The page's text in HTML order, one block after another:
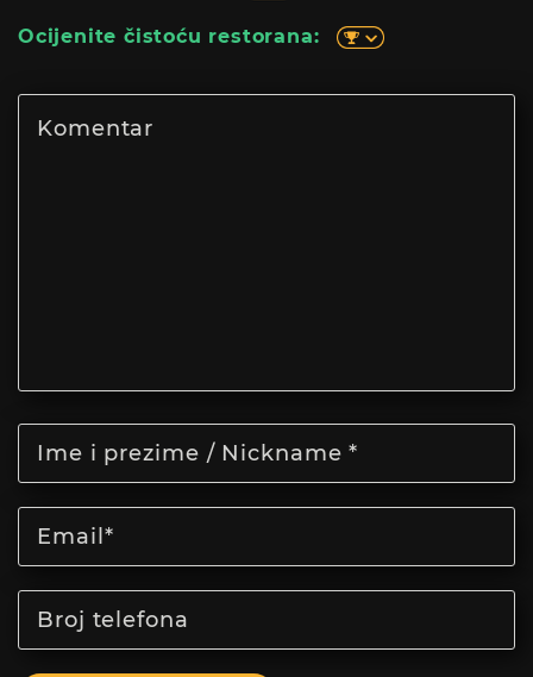
Ocijenite čistoću restorana: